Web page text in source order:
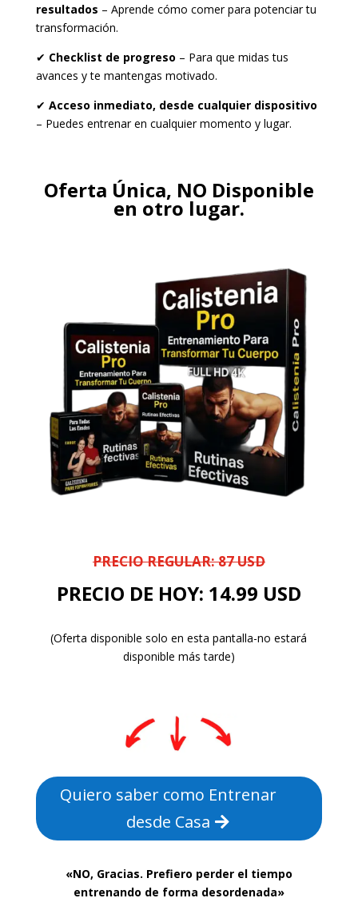
resultados – Aprende cómo comer para potenciar tu
transformación.
✔ Checklist de progreso – Para que midas tus
avances y te mantengas motivado.
✔ Acceso inmediato, desde cualquier dispositivo
– Puedes entrenar en cualquier momento y lugar.
Oferta Única, NO Disponible
en otro lugar.
PRECIO REGULAR: 87 USD
PRECIO DE HOY: 14.99 USD
(Oferta disponible solo en esta pantalla-no estará
disponible más tarde)
Quiero saber como Entrenar
desde Casa
«NO, Gracias. Prefiero perder el tiempo
entrenando de forma desordenada»